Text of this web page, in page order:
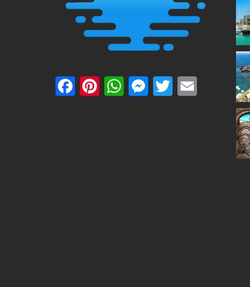
Facebook
Pinterest
WhatsApp
Messenger
Twitter
Email